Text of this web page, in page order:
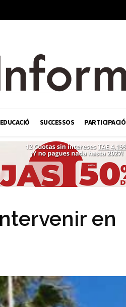
EDUCACIÓ SUCCESSOS PARTICIPACIÓ
en